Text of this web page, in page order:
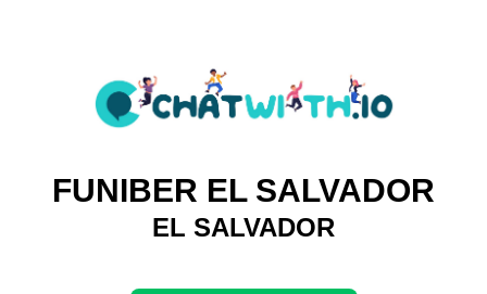
FUNIBER EL SALVADOR
EL SALVADOR